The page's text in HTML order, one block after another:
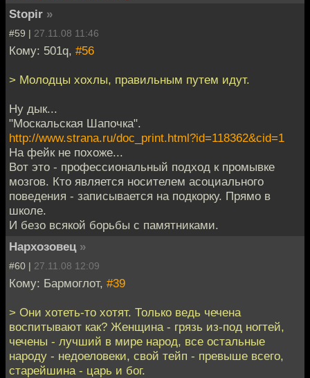
Stopir »
#59 | 27.11.08 11:46
Кому: 501q, #56
> Молодцы хохлы, правильным путем идут.
Ну дык...
"Москальская Шапочка".
http://www.strana.ru/doc_print.html?id=118362&cid=1
На фейк не похоже...
Вот это - профессиональный подход к промывке
мозгов. Кто является носителем асоциального
поведения - записывается на подкорку. Прямо в
школе.
И безо всякой борьбы с памятниками.
Нархозовец »
#60 | 27.11.08 12:09
Кому: Бармоглот, #39
> Они хотеть-то хотят. Только ведь чечена
воспитывают как? Женщина - грязь из-под ногтей,
чечены - лучший в мире народ, все остальные
народу - недоеловеки, свой тейп - превыше всего,
старейшина - царь и бог.